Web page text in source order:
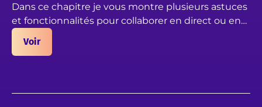
Dans ce chapitre je vous montre plusieurs astuces
et fonctionnalités pour collaborer en direct ou en
asynchrone sur Figma. Partagez votre projet,
Voir